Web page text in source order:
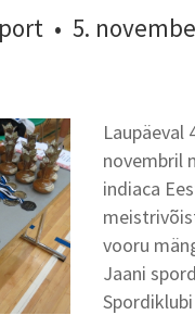
• 5.
Laupäeval
novembril
indiaca
vooru
Jaani